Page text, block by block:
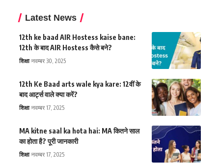
Latest News
12th ke baad AIR Hostess kaise bane:
12th के बाद AIR Hostess कैसे बने?
शिक्षा नवम्बर 30, 2025
12th Ke Baad arts wale kya kare: 12वीं के
बाद आर्ट्स वाले क्या करें?
शिक्षा नवम्बर 17, 2025
MA kitne saal ka hota hai: MA कितने साल
का होता है? पूरी जानकारी
शिक्षा नवम्बर 17, 2025